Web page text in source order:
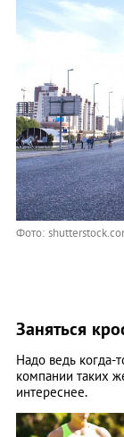
Фото:
Заняться
Надо ведь когда-
компании таких
интереснее.